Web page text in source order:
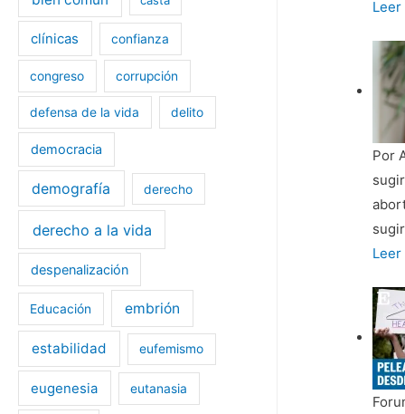
clínicas confianza
congreso corrupción
defensa de la vida delito
democracia
demografía derecho
derecho a la vida
despenalización
Educación embrión
estabilidad eufemismo
eugenesia eutanasia
trans
de
legal
de
tiñe
de
una
por
la
Leer
Por
Las
Pro-
Vida
no
Leer